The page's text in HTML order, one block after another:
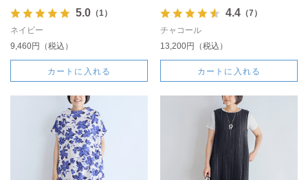
5.0（1）
ネイビー
9,460円（税込）
カートに入れる
4.4（7）
チャコール
13,200円（税込）
カートに入れる